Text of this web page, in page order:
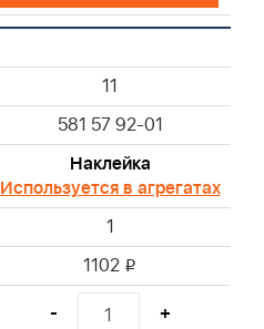
11
581 57 92-01
Наклейка
Используется в агрегатах
1
1102 i
- +